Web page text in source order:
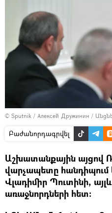
© Sputnik / Алексей Дружинин /
Բաժանորդագրվել
Աշխատանքային այցով
վարչապետը հանդիպում
Վլադիմիր Պուտինի, այլև
առաջնորդների հետ։